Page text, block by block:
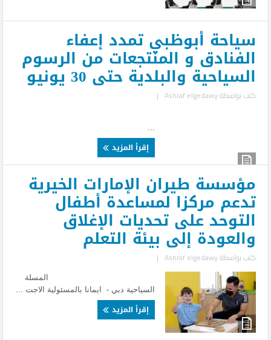
سياحة أبوظبي تمدد إعفاء
الفنادق و المنتجعات من الرسوم
السياحية والبلدية حتى 30 يونيو
كتب بواسطةAshraf elgedawy
|
إقرأ المزيد
مؤسسة طيران الإمارات الخيرية
تدعم مركزا لمساعدة أطفال
التوحد على تحديات الإغلاق
والعودة إلى بيئة التعلم
كتب بواسطةAshraf elgedawy
|
المسلة
السياحية دبي - ايمانا بالمسئولية الاجت ...
إقرأ المزيد